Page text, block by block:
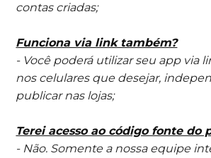
contas criadas;
Funciona via link também?
- Você poderá utilizar seu app via
nos celulares que desejar,
publicar nas lojas;
Terei acesso ao código fonte do
- Não. Somente a nossa equipe